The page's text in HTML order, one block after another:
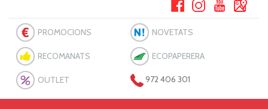
PROMOCIONS NOVETATS
RECOMANATS ECOPAPERERA
OUTLET 972 406 301